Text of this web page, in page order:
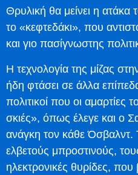
Θρυλική θα μείνει η ατάκα
το «κεφτεδάκι», που
και γιο πασίγνωστης
Η τεχνολογία της μίζας
ήδη φτάσει σε άλλα
πολιτικοί που οι αμαρτίες
σκιές», όπως έλεγε και ο
ανάγκη τον κάθε Όσβαλντ.
ελβετούς μπροστινούς,
ηλεκτρονικές θυρίδες, που